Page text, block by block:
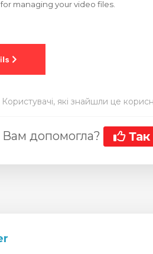
managing your video files.
Користувачі, які знайшли це
Вам допомогла? Так